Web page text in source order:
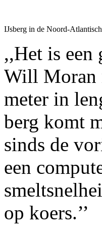
IJsberg in de Noord-
,,Het is een
Will Moran
meter in
berg komt
sinds de
een
op koers.’’